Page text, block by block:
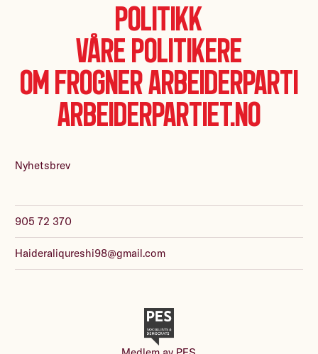
Politikk
Våre politikere
Om Frogner Arbeiderparti
Arbeiderpartiet.no
905 72 370
Haideraliqureshi98@gmail.com
Nyhetsbrev